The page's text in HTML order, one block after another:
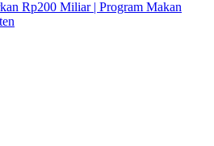
Rp200 Miliar | Program Makan